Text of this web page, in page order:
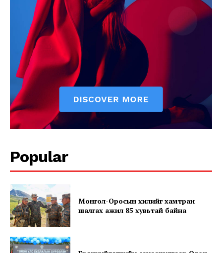
SUBSCRIBE NOW
Company
Contact us
Subscription Plans
My account
Popular
Монгол-Оросын хилийг хамтран
шалгах ажил 85 хувьтай байна